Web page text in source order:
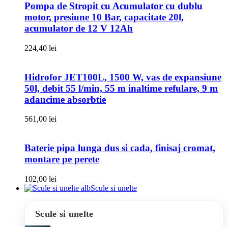
Pompa de Stropit cu Acumulator cu dublu
motor, presiune 10 Bar, capacitate 20l,
acumulator de 12 V 12Ah
224,40 lei
Hidrofor JET100L, 1500 W, vas de expansiune
50l, debit 55 l/min, 55 m inaltime refulare, 9 m
adancime absorbtie
561,00 lei
Baterie pipa lunga dus si cada, finisaj cromat,
montare pe perete
102,00 lei
Scule si unelte
Scule si unelte